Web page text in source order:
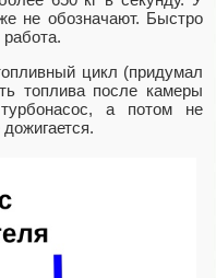
не обозначают. Быстро
цикл (придумал
топлива после камеры
турбонасос, а потом не